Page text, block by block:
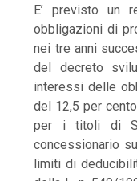
E’ previsto un
obbligazioni di
nei tre anni
del decreto
interessi delle
del 12,5 per
per i titoli di
concessionario
limiti di